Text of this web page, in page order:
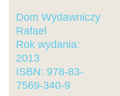
Dom Wydawniczy
Rafael
Rok wydania:
2013
ISBN: 978-83-
7569-340-9